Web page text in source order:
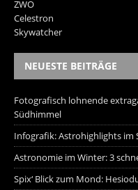
ZWO
Celestron
Skywatcher
NEUESTE BEITRÄGE
Fotografisch lohnende
Südhimmel
Infografik: Astrohighlights im
Astronomie im Winter: 3
Spix‘ Blick zum Mond: